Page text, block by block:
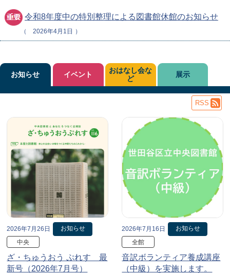
令和8年度中の特別整理による図書館休館のお知らせ
2026年4月1日
お知らせ
2026年7月26日
お知らせ
中央
ざ・ちゅうおう ぷれす 最
新号（2026年7月号）
2026年7月16日
お知らせ
全館
音訳ボランティア養成講座
（中級）を実施します。
イベント
おはなし会な
ど
展示
RSS